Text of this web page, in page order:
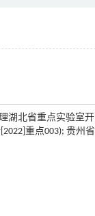
湖北省重点实验室开
重点003); 贵州省